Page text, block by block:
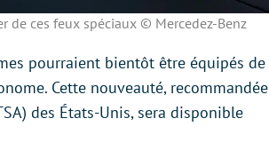
de ces feux spéciaux © Mercedez-Benz
pourraient bientôt être équipés de
Cette nouveauté, recommandée
des États-Unis, sera disponible